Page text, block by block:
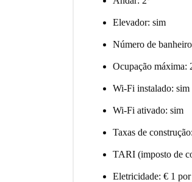
Elevador: sim
Número de
Ocupação máxima:
Wi-Fi instalado: sim
Wi-Fi ativado: sim
Taxas de
TARI (imposto de
Eletricidade: € 1